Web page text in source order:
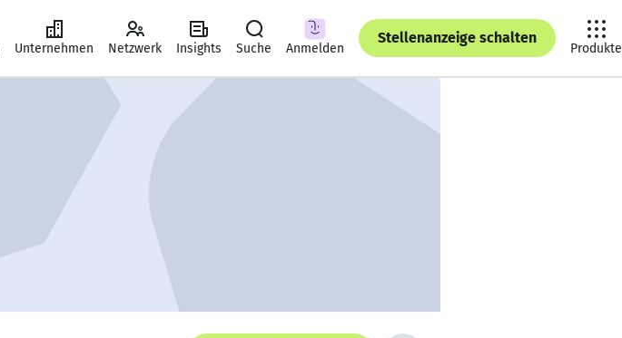
Unternehmen Netzwerk Insights Suche Anmelden
Stellenanzeige schalten
Produkte